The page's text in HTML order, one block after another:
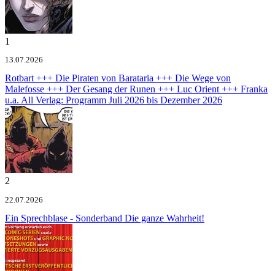
1
13.07.2026
Rotbart +++ Die Piraten von Barataria +++ Die Wege von
Malefosse +++ Der Gesang der Runen +++ Luc Orient +++ Franka
u.a. All Verlag: Programm Juli 2026 bis Dezember 2026
2
22.07.2026
Ein Sprechblase - Sonderband Die ganze Wahrheit!